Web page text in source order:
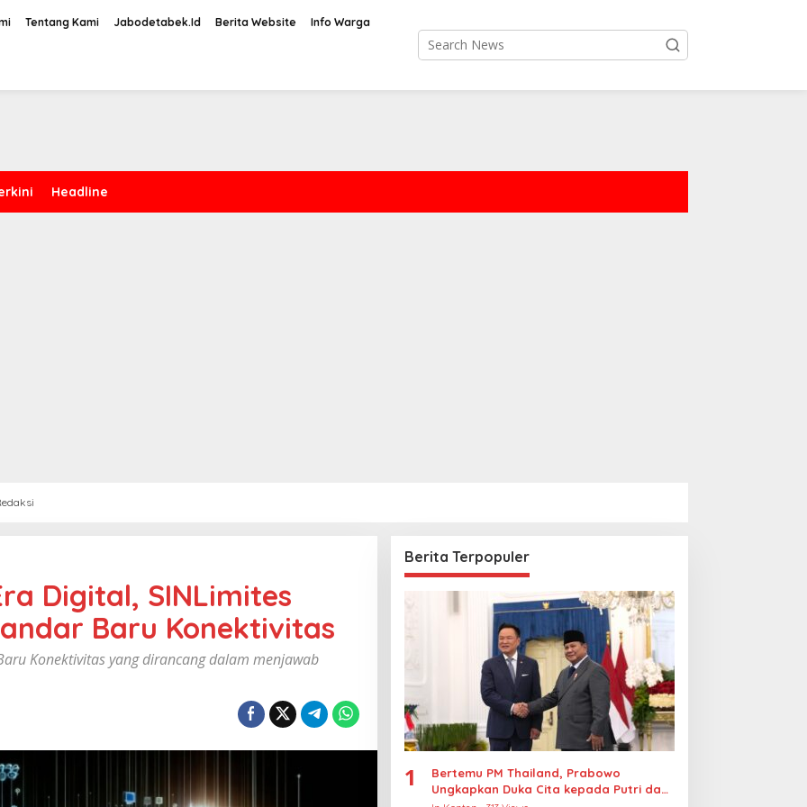
Tentang Kami Jabodetabek.Id Berita Website Info Warga
Headline
Digital, SINLimites
Baru Konektivitas
Konektivitas yang dirancang dalam menjawab
Berita Terpopuler
1
Bertemu PM Thailand, Prabowo
Ungkapkan Duka Cita kepada Putri dan